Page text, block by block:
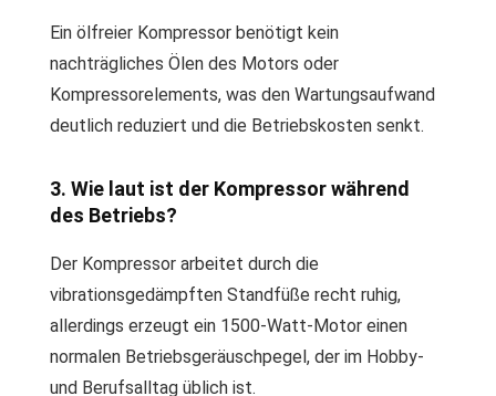
Ein ölfreier Kompressor benötigt kein
nachträgliches Ölen des Motors oder
Kompressorelements, was den Wartungsaufwand
deutlich reduziert und die Betriebskosten senkt.
3. Wie laut ist der Kompressor während
des Betriebs?
Der Kompressor arbeitet durch die
vibrationsgedämpften Standfüße recht ruhig,
allerdings erzeugt ein 1500-Watt-Motor einen
normalen Betriebsgeräuschpegel, der im Hobby-
und Berufsalltag üblich ist.